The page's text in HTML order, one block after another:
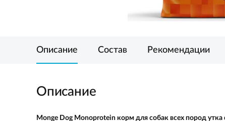
Описание Состав Рекомендации
Описание
Monge Dog Monoprotein корм для собак всех пород